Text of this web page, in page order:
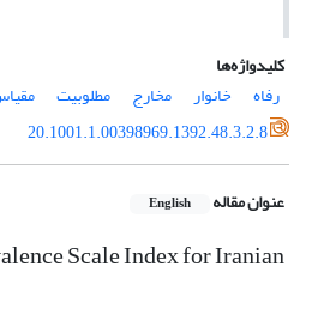
کلیدواژه‌ها
رفاه
خانوار مخارج مطلوبیت
20.1001.1.00398969.1392.48.3.2.8
عنوان مقاله English
Scale Index for Iranian